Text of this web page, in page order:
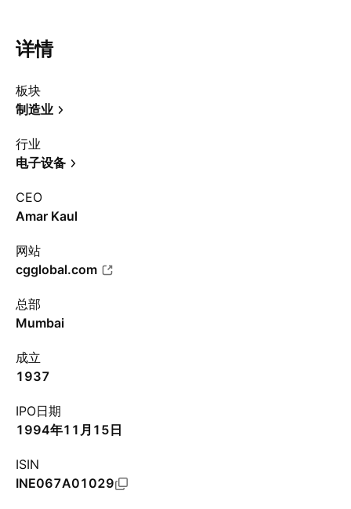
详情
板块
制造业
行业
电子设备
CEO
Amar Kaul
网站
cgglobal.com
总部
Mumbai
成立
1937
IPO日期
1994年11月15日
ISIN
INE067A01029